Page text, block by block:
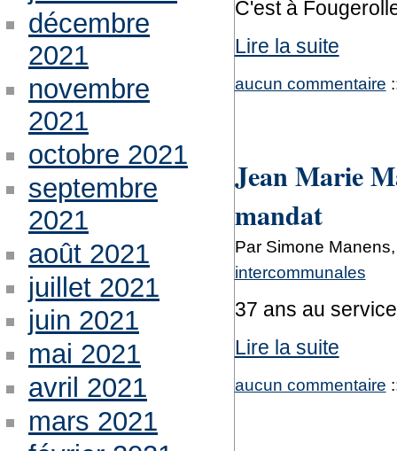
C'est à
Lire la suite
aucun commentaire
Jean Marie
mandat
Par Simone
intercommunales
37 ans au
Lire la suite
aucun commentaire
décembre
2021
novembre
2021
octobre 2021
septembre
2021
août 2021
juillet 2021
juin 2021
mai 2021
avril 2021
mars 2021